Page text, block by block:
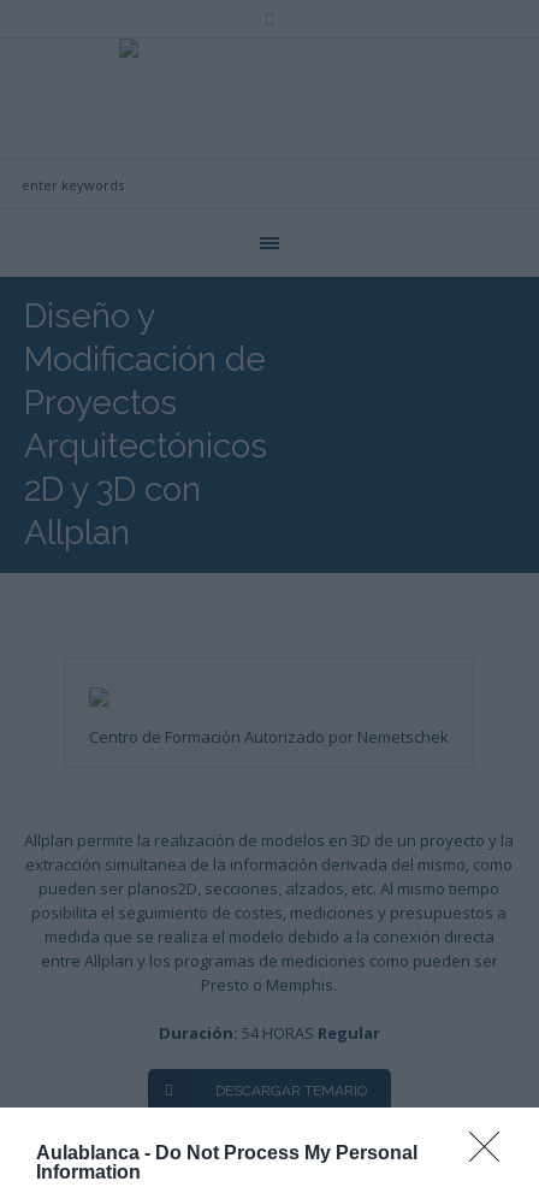
Aulablanca - Do Not Process My Personal
Information
Diseño y
Modificación de
Proyectos
Arquitectónicos
2D y 3D con
Allplan
Centro de Formación Autorizado por Nemetschek
Allplan permite la realización de modelos en 3D de un proyecto y la
extracción simultanea de la información derivada del mismo, como
pueden ser planos2D, secciones, alzados, etc. Al mismo tiempo
posibilita el seguimiento de costes, mediciones y presupuestos a
medida que se realiza el modelo debido a la conexión directa
entre Allplan y los programas de mediciones como pueden ser
Presto o Memphis.
Duración: 54 HORAS Regular
DESCARGAR TEMARIO
Curso Bonificable: para Trabajadores por cuenta ajena